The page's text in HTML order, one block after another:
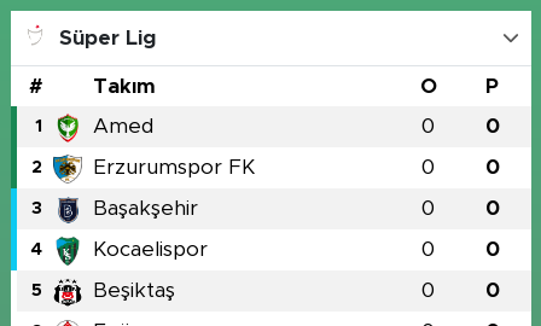
Süper Lig
# Takım O P
1 Amed 0 0
2 Erzurumspor FK 0 0
3 Başakşehir 0 0
4 Kocaelispor 0 0
5 Beşiktaş 0 0